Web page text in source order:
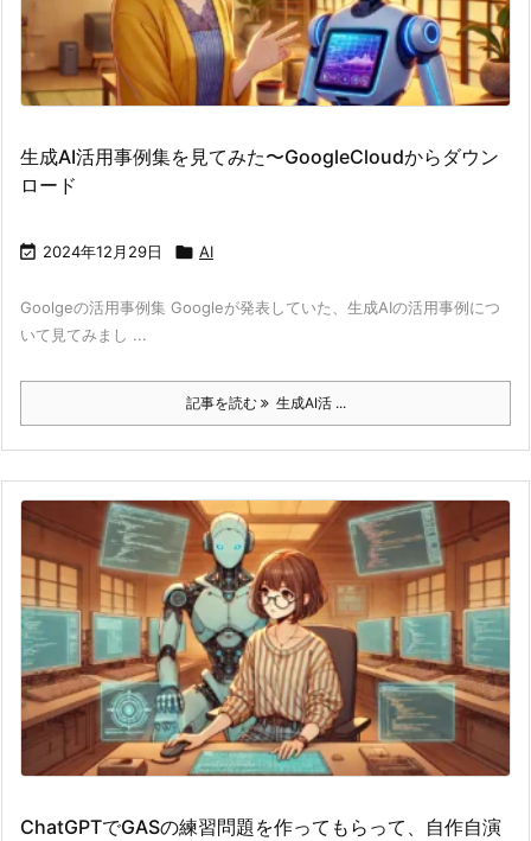
生成AI活用事例集を見てみた〜GoogleCloudからダウン
ロード
 2024年12月29日  AI
Goolgeの活用事例集 Googleが発表していた、生成AIの活用事例につ
いて見てみまし ...
記事を読む 生成AI活 ...
ChatGPTでGASの練習問題を作ってもらって、自作自演